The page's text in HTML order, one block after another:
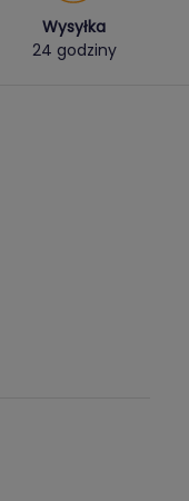
Wysyłka
24 godziny